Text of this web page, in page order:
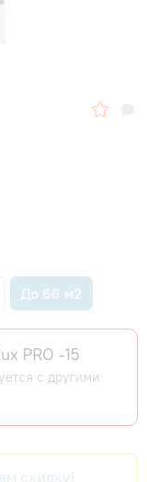
До 66 м2
PRO -15
с другими
скидку!